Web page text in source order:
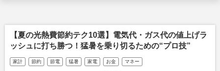
【夏の光熱費節約テク10選】電気代・ガス代の値上げラ
ッシュに打ち勝つ！猛暑を乗り切るための“プロ技”
家計 節約 節電 猛暑 家電 お金 マネー